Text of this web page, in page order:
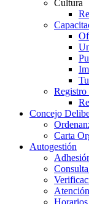
Cultura
Concejo
Carta
Autogestión